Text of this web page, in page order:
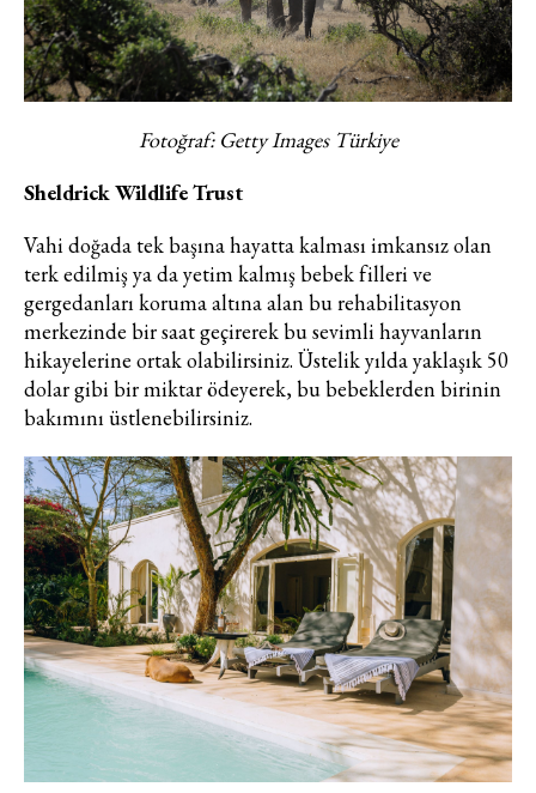
Fotoğraf: Getty Images Türkiye
Sheldrick Wildlife Trust
Vahi doğada tek başına hayatta kalması imkansız olan
terk edilmiş ya da yetim kalmış bebek filleri ve
gergedanları koruma altına alan bu rehabilitasyon
merkezinde bir saat geçirerek bu sevimli hayvanların
hikayelerine ortak olabilirsiniz. Üstelik yılda yaklaşık 50
dolar gibi bir miktar ödeyerek, bu bebeklerden birinin
bakımını üstlenebilirsiniz.